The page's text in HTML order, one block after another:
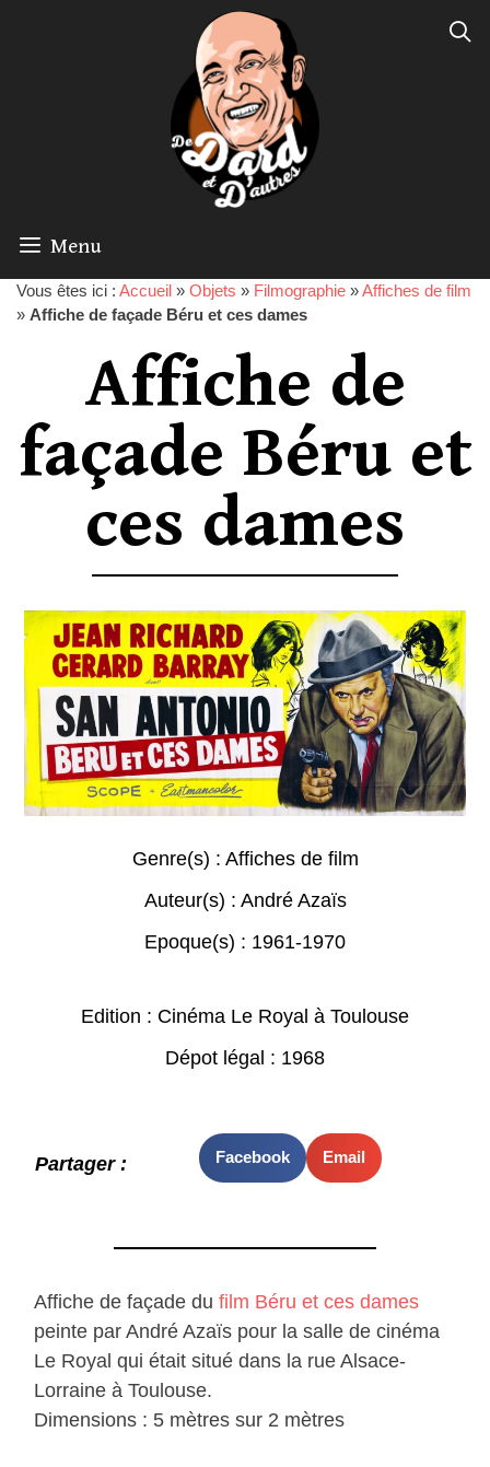
Menu
Vous êtes ici : Accueil » Objets » Filmographie »Affiches de film
» Affiche de façade Béru et ces dames
Affiche de
façade Béru et
ces dames
Genre(s) : Affiches de film
Auteur(s) : André Azaïs
Epoque(s) : 1961-1970
Edition : Cinéma Le Royal à Toulouse
Dépot légal : 1968
Partager : Facebook Email
Affiche de façade dufilm Béru et ces dames
peinte par André Azaïs pour la salle de cinéma
Le Royal qui était situé dans la rue Alsace-
Lorraine à Toulouse.
Dimensions : 5 mètres sur 2 mètres